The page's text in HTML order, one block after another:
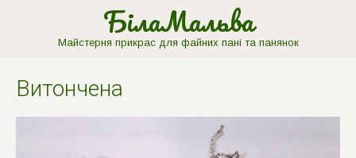
БілаМальва
Майстерня прикрас для файних пані та панянок
Витончена